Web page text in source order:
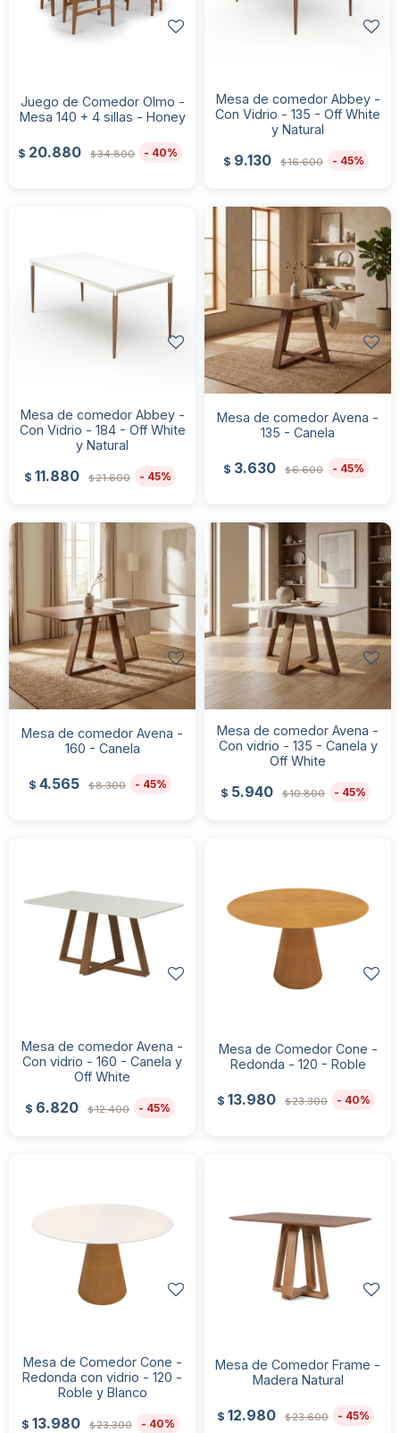
Juego de Comedor Olmo -
Mesa 140 + 4 sillas - Honey
$ 20.880 $34.800 40
Mesa de comedor Abbey -
Con Vidrio - 135 - Off White
y Natural
$ 9.130 $16.600 45
Mesa de comedor Abbey -
Con Vidrio - 184 - Off White
y Natural
$ 11.880 $21.600 45
Mesa de comedor Avena -
135 - Canela
$ 3.630 $6.600 45
Mesa de comedor Avena -
160 - Canela
$ 4.565 $8.300 45
Mesa de comedor Avena -
Con vidrio - 135 - Canela y
Off White
$ 5.940 $10.800 45
Mesa de comedor Avena -
Con vidrio - 160 - Canela y
Off White
$ 6.820 $12.400 45
Mesa de Comedor Cone -
Redonda - 120 - Roble
$ 13.980 $23.300 40
Mesa de Comedor Cone -
Redonda con vidrio - 120 -
Roble y Blanco
$ 13.980 $23.300 40
Mesa de Comedor Frame -
Madera Natural
$ 12.980 $23.600 45